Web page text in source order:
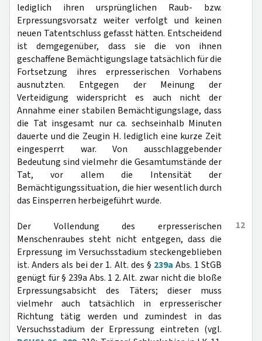
lediglich ihren ursprünglichen Raub- bzw.
Erpressungsvorsatz weiter verfolgt und keinen
neuen Tatentschluss gefasst hätten. Entscheidend
ist demgegenüber, dass sie die von ihnen
geschaffene Bemächtigungslage tatsächlich für die
Fortsetzung ihres erpresserischen Vorhabens
ausnutzten. Entgegen der Meinung der
Verteidigung widerspricht es auch nicht der
Annahme einer stabilen Bemächtigungslage, dass
die Tat insgesamt nur ca. sechseinhalb Minuten
dauerte und die Zeugin H. lediglich eine kurze Zeit
eingesperrt war. Von ausschlaggebender
Bedeutung sind vielmehr die Gesamtumstände der
Tat, vor allem die Intensität der
Bemächtigungssituation, die hier wesentlich durch
das Einsperren herbeigeführt wurde.
12
Der Vollendung des erpresserischen
Menschenraubes steht nicht entgegen, dass die
Erpressung im Versuchsstadium steckengeblieben
ist. Anders als bei der 1. Alt. des § 239a Abs. 1 StGB
genügt für § 239a Abs. 1 2. Alt. zwar nicht die bloße
Erpressungsabsicht des Täters; dieser muss
vielmehr auch tatsächlich in erpresserischer
Richtung tätig werden und zumindest in das
Versuchsstadium der Erpressung eintreten (vgl.